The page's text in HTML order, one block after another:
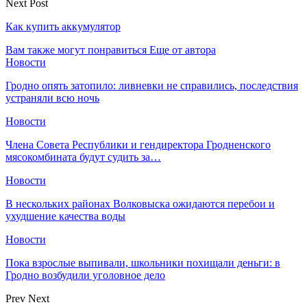
Next Post
Как купить аккумулятор
Вам также могут понравиться Еще от автора
Новости
Гродно опять затопило: ливневки не справились, последствия
устраняли всю ночь
Новости
Члена Совета Республики и гендиректора Гродненского
мясокомбината будут судить за…
Новости
В нескольких районах Волковыска ожидаются перебои и
ухудшение качества воды
Новости
Пока взрослые выпивали, школьники похищали деньги: в
Гродно возбудили уголовное дело
Prev Next